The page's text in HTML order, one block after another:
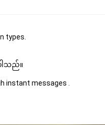
types.
ါသည်။
instant messages .